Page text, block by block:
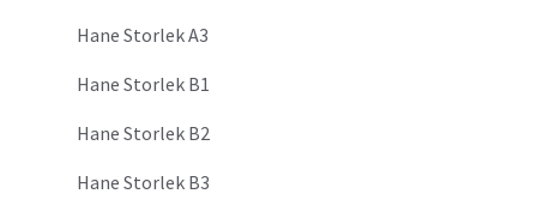
Hane Storlek A3
Hane Storlek B1
Hane Storlek B2
Hane Storlek B3